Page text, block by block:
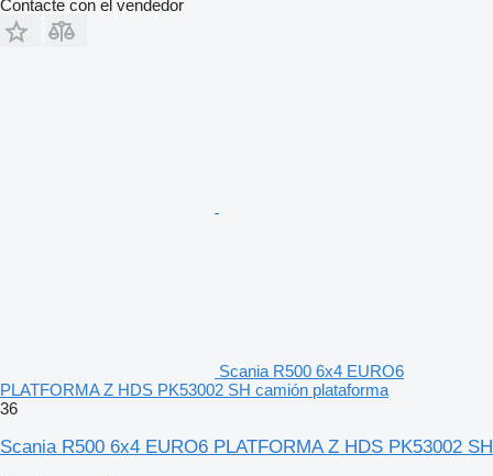
Contacte con el vendedor
Scania R500 6x4 EURO6
PLATFORMA Z HDS PK53002 SH camión plataforma
36
Scania R500 6x4 EURO6 PLATFORMA Z HDS PK53002 SH